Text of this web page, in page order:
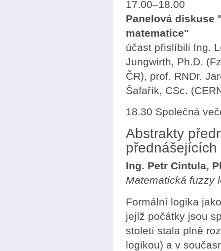
17.00–18.00
Panelová diskuse
matematice"
účast přislíbili Ing.
Jungwirth, Ph.D.
ČR), prof. RNDr.
Šafařík, CSc.
18.30 Společná
Abstrakty
přednášejících
Ing. Petr Cintula,
Matematická fuzzy
Formální logika
jejíž počátky jsou
století stala plně
logikou) a v